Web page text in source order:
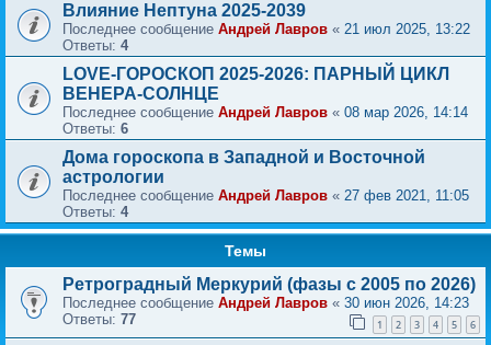
Влияние Нептуна 2025-2039
Последнее сообщение Андрей Лавров « 21 июл 2025, 13:22
Ответы: 4
LOVE-ГОРОСКОП 2025-2026: ПАРНЫЙ ЦИКЛ
ВЕНЕРА-СОЛНЦЕ
Последнее сообщение Андрей Лавров « 08 мар 2026, 14:14
Ответы: 6
Дома гороскопа в Западной и Восточной
астрологии
Последнее сообщение Андрей Лавров « 27 фев 2021, 11:05
Ответы: 4
Темы
Ретроградный Меркурий (фазы с 2005 по 2026)
Последнее сообщение Андрей Лавров « 30 июн 2026, 14:23
Ответы: 77 1 2 3 4 5 6